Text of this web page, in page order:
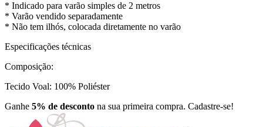
* Indicado para varão simples de 2 metros
* Varão vendido separadamente
* Não tem ilhós, colocada diretamente no varão
Especificações técnicas
Composição:
Tecido Voal: 100% Poliéster
Ganhe 5% de desconto na sua primeira compra. Cadastre-se!